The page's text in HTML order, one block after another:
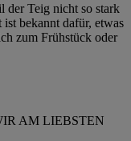
der Teig nicht so stark
ist bekannt dafür, etwas
zum Frühstück oder
AM LIEBSTEN